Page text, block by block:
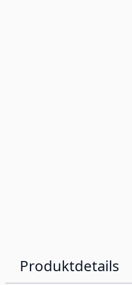
Produktdetails